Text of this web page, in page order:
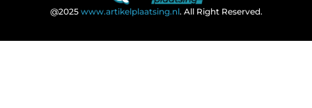
@2025 www.artikelplaatsing.nl. All Right Reserved.